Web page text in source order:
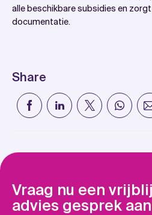
alle beschikbare subsidies en
documentatie.
Share
Vraag nu een
advies gesprek aan